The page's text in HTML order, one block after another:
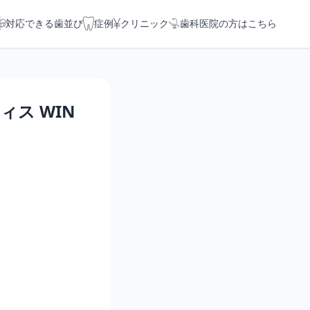
対応できる歯並び 症例 クリニック 歯科医院の方はこちら
ス WIN